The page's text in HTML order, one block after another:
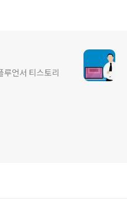
언서 티스토리